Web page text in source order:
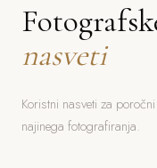
nasveti
Koristni nasveti za
najinega fotografiranja.